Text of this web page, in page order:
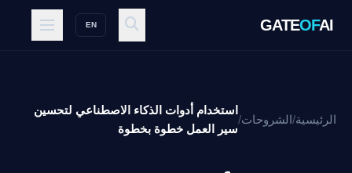
GATEOFAI
EN
الرئيسية/الشروحات/
استخدام أدوات الذكاء الاصطناعي لتحسين
سير العمل خطوة بخطوة